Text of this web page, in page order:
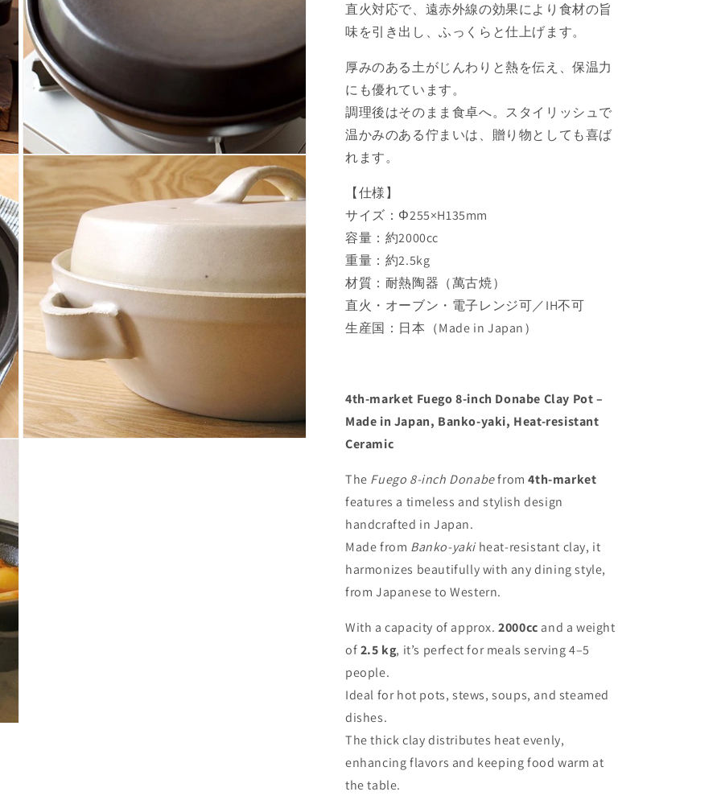
Open
media
3
in
modal
直火対応で、遠赤外線の効果により食材の旨
味を引き出し、ふっくらと仕上げます。
厚みのある土がじんわりと熱を伝え、保温力
にも優れています。
調理後はそのまま食卓へ。スタイリッシュで
温かみのある佇まいは、贈り物としても喜ば
れます。
【仕様】
サイズ：Φ255×H135mm
容量：約2000cc
重量：約2.5kg
材質：耐熱陶器（萬古焼）
直火・オーブン・電子レンジ可／IH不可
生産国：日本（Made in Japan）
4th-market Fuego 8-inch Donabe Clay Pot –
Made in Japan, Banko-yaki, Heat-resistant
Ceramic
The Fuego 8-inch Donabefrom4th-market
features a timeless and stylish design
handcrafted in Japan.
Made from Banko-yakiheat-resistant clay, it
harmonizes beautifully with any dining style,
from Japanese to Western.
With a capacity of approx.2000cc and a weight
of2.5 kg, it’s perfect for meals serving 4–5
people.
Ideal for hot pots, stews, soups, and steamed
dishes.
The thick clay distributes heat evenly,
enhancing flavors and keeping food warm at
the table.